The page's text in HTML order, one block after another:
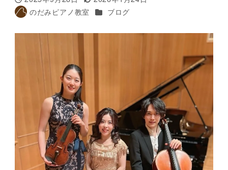
投稿日 更新日
著
のだみピアノ教室 カテゴリー
ブログ